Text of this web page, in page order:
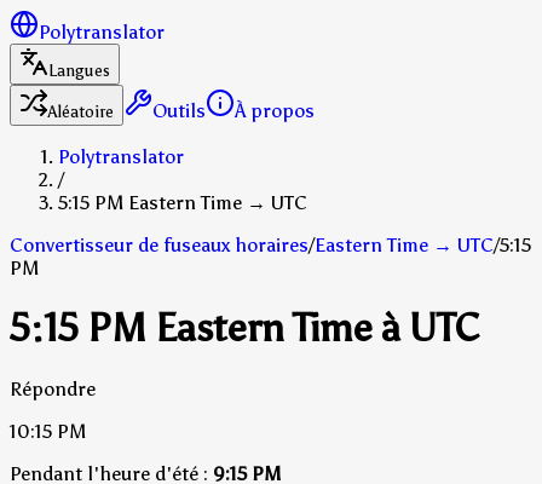
Polytranslator
Langues
Aléatoire
Outils
À propos
Polytranslator
/
5:15 PM Eastern Time → UTC
Convertisseur de fuseaux horaires/Eastern Time → UTC/5:15
PM
5:15 PM Eastern Time à UTC
Répondre
10:15 PM
Pendant l'heure d'été : 9:15 PM